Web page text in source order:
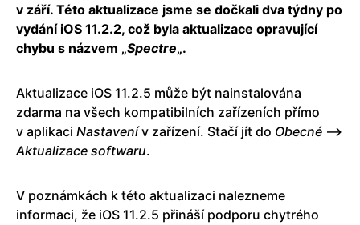
v září. Této aktualizace jsme se dočkali dva týdny po
vydání iOS 11.2.2, což byla aktualizace opravující
chybu s názvem „Spectre„.
Aktualizace iOS 11.2.5 může být nainstalována
zdarma na všech kompatibilních zařízeních přímo
v aplikaci Nastavenív zařízení. Stačí jít do Obecné –>
Aktualizace softwaru.
V poznámkách k této aktualizaci nalezneme
informaci, že iOS 11.2.5 přináší podporu chytrého